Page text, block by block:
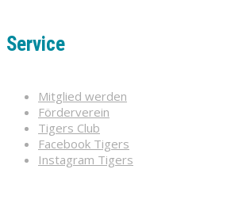
Service
Mitglied werden
Förderverein
Tigers Club
Facebook Tigers
Instagram Tigers